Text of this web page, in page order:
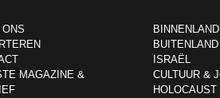
MAGAZINE &
BINNENLAND
BUITENLAND
ISRAËL
CULTUUR &
HOLOCAUST